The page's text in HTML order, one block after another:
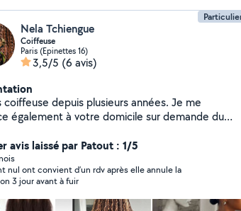
Nela Tchiengue
Coiffeuse
Paris (Epinettes 16)
3,5/5 (6 avis)
coiffeuse depuis plusieurs années. Je me
également à votre domicile sur demande du
, hommes et
knotless,
Prix abordable.
N'hésitez pas à me contacter
d'informations.
avis laissé par Patout : 1/5
nul ont convient d’un rdv après elle annule la
3 jour avant à fuir